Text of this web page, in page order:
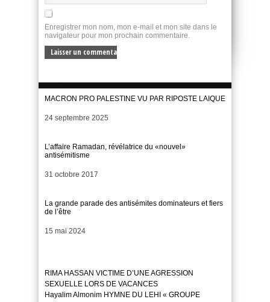
Enregistrer mon nom, mon e-mail et mon site dans le
navigateur pour mon prochain commentaire.
MACRON PRO PALESTINE VU PAR RIPOSTE LAIQUE
Date
24 septembre 2025
L’affaire Ramadan, révélatrice du «nouvel»
antisémitisme
Date
31 octobre 2017
La grande parade des antisémites dominateurs et fiers
de l’être
Date
15 mai 2024
RIMA HASSAN VICTIME D’UNE AGRESSION
SEXUELLE LORS DE VACANCES
Hayalim Almonim HYMNE DU LEHI « GROUPE